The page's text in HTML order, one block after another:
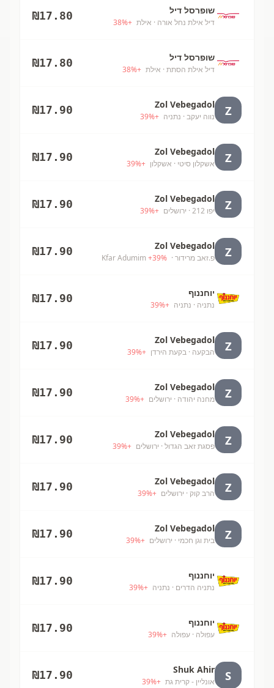
שופרסל דיל
דיל אילת נחל אורה · אילת +
38%
₪17.80
שופרסל דיל
דיל אילת הסתת · אילת +
38%
₪17.80
Z
Zol Vebegadol
נווה יעקב · נתניה +
39%
₪17.90
Z
Zol Vebegadol
אשקלון סיטי · אשקלון +
39%
₪17.90
Z
Zol Vebegadol
יפו 212 · ירושלים +
39%
₪17.90
Z
Zol Vebegadol
פ.זאב מרידור · Kfar Adumim
+39%
₪17.90
יוחננוף
נתניה · נתניה +
39%
₪17.90
Z
Zol Vebegadol
הבקעה · בקעת הירדן +
39%
₪17.90
Z
Zol Vebegadol
מחנה יהודה · ירושלים +
39%
₪17.90
Z
Zol Vebegadol
פסגת זאב הגדול · ירושלים +
39%
₪17.90
Z
Zol Vebegadol
הרב קוק · ירושלים +
39%
₪17.90
Z
Zol Vebegadol
בית וגן חכמי · ירושלים +
39%
₪17.90
יוחננוף
נתניה הדרים · נתניה +
39%
₪17.90
יוחננוף
עפולה · עפולה +
39%
₪17.90
S
Shuk Ahir
אונליין - קרית גת +
39%
₪17.90